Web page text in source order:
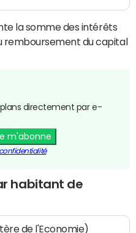
la somme des intérêts
du capital
directement par e-
m'abonne
habitant de
de l'Economie)